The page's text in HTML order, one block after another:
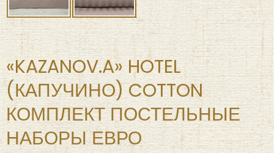
«KAZANOV.A» HOTEL
(КАПУЧИНО) COTTON
КОМПЛЕКТ ПОСТЕЛЬНЫЕ
НАБОРЫ ЕВРО